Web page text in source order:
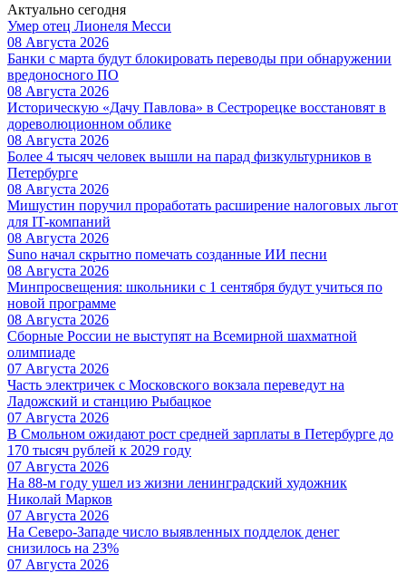
Актуально сегодня
Умер отец Лионеля Месси
08 Августа 2026
Банки с марта будут блокировать переводы при обнаружении
вредоносного ПО
08 Августа 2026
Историческую «Дачу Павлова» в Сестрорецке восстановят в
дореволюционном облике
08 Августа 2026
Более 4 тысяч человек вышли на парад физкультурников в
Петербурге
08 Августа 2026
Мишустин поручил проработать расширение налоговых льгот
для IT-компаний
08 Августа 2026
Suno начал скрытно помечать созданные ИИ песни
08 Августа 2026
Минпросвещения: школьники с 1 сентября будут учиться по
новой программе
08 Августа 2026
Сборные России не выступят на Всемирной шахматной
олимпиаде
07 Августа 2026
Часть электричек с Московского вокзала переведут на
Ладожский и станцию Рыбацкое
07 Августа 2026
В Смольном ожидают рост средней зарплаты в Петербурге до
170 тысяч рублей к 2029 году
07 Августа 2026
На 88-м году ушел из жизни ленинградский художник
Николай Марков
07 Августа 2026
На Северо-Западе число выявленных подделок денег
снизилось на 23%
07 Августа 2026